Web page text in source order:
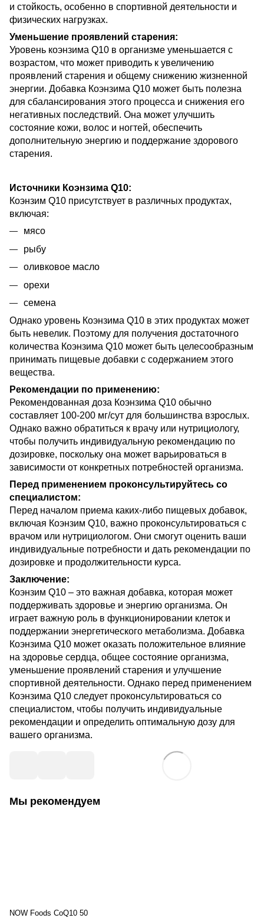
и стойкость, особенно в спортивной деятельности и
физических нагрузках.
Уменьшение проявлений старения:
Уровень коэнзима Q10 в организме уменьшается с
возрастом, что может приводить к увеличению
проявлений старения и общему снижению жизненной
энергии. Добавка Коэнзима Q10 может быть полезна
для сбалансирования этого процесса и снижения его
негативных последствий. Она может улучшить
состояние кожи, волос и ногтей, обеспечить
дополнительную энергию и поддержание здорового
старения.
Источники Коэнзима Q10:
Коэнзим Q10 присутствует в различных продуктах,
включая:
мясо
рыбу
оливковое масло
орехи
семена
Однако уровень Коэнзима Q10 в этих продуктах может
быть невелик. Поэтому для получения достаточного
количества Коэнзима Q10 может быть целесообразным
принимать пищевые добавки с содержанием этого
вещества.
Рекомендации по применению:
Рекомендованная доза Коэнзима Q10 обычно
составляет 100-200 мг/сут для большинства взрослых.
Однако важно обратиться к врачу или нутрициологу,
чтобы получить индивидуальную рекомендацию по
дозировке, поскольку она может варьироваться в
зависимости от конкретных потребностей организма.
Перед применением проконсультируйтесь со
специалистом:
Перед началом приема каких-либо пищевых добавок,
включая Коэнзим Q10, важно проконсультироваться с
врачом или нутрициологом. Они смогут оценить ваши
индивидуальные потребности и дать рекомендации по
дозировке и продолжительности курса.
Заключение:
Коэнзим Q10 – это важная добавка, которая может
поддерживать здоровье и энергию организма. Он
играет важную роль в функционировании клеток и
поддержании энергетического метаболизма. Добавка
Коэнзима Q10 может оказать положительное влияние
на здоровье сердца, общее состояние организма,
уменьшение проявлений старения и улучшение
спортивной деятельности. Однако перед применением
Коэнзима Q10 следует проконсультироваться со
специалистом, чтобы получить индивидуальные
рекомендации и определить оптимальную дозу для
вашего организма.
Мы рекомендуем
NOW Foods CoQ10 50